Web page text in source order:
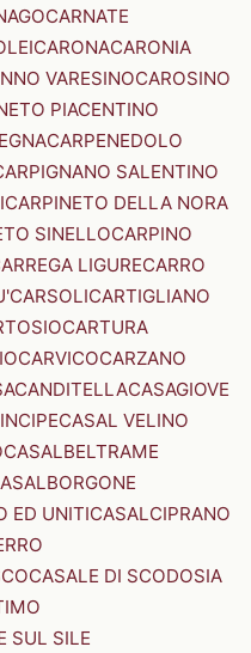
CARNATE
CARONACARONIA
VARESINOCAROSINO
PIACENTINO
CARPENEDOLO
SALENTINO
CARPINETO DELLA NORA
SINELLOCARPINO
LIGURECARRO
CARSOLICARTIGLIANO
CARTURA
CARVICOCARZANO
CASAGIOVE
CASAL VELINO
CASALBELTRAME
ED UNITICASALCIPRANO
CASALE DI SCODOSIA
SUL SILE